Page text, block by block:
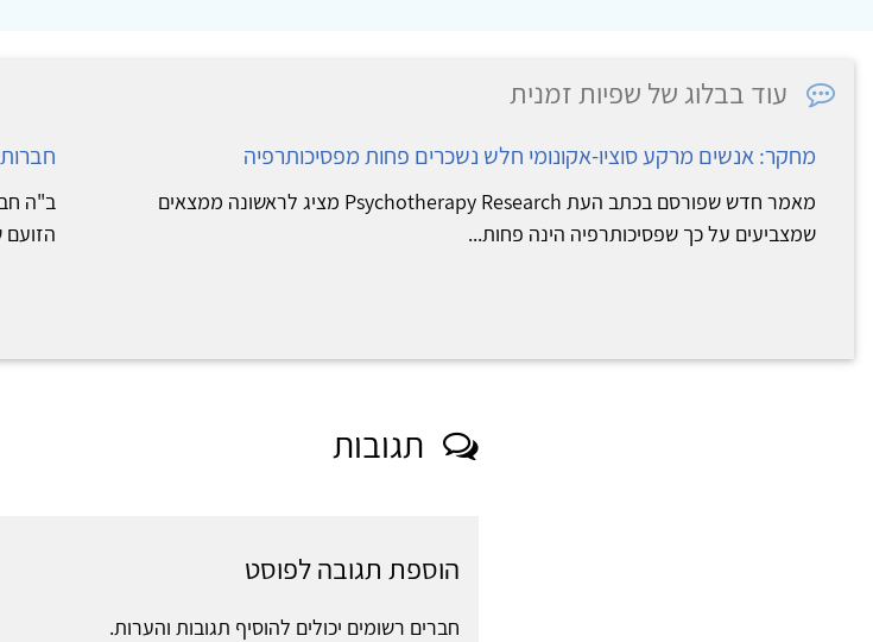
עוד בבלוג של שפיות זמנית
מחקר: אנשים מרקע סוציו-אקונומי חלש נשכרים פחות מפסיכותרפיה
מאמר חדש שפורסם בכתב העת Psychotherapy Research מציג לראשונה ממצאים
שמצביעים על כך שפסיכותרפיה הינה פחות...
ב"ה
הזועם
תגובות
הוספת תגובה לפוסט
חברים רשומים יכולים להוסיף תגובות והערות.